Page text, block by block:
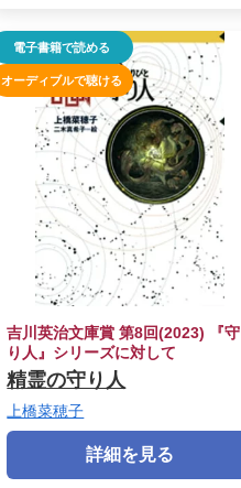
電子書籍で読める
オーディブルで聴ける
吉川英治文庫賞 第8回(2023) 『守
り人』シリーズに対して
精霊の守り人
上橋菜穂子
詳細を見る